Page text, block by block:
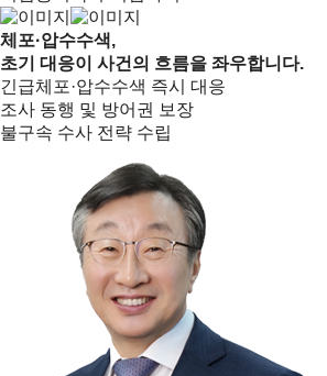
체포·압수수색,
초기 대응이 사건의 흐름을 좌우합니다.
긴급체포·압수수색 즉시 대응
조사 동행 및 방어권 보장
불구속 수사 전략 수립